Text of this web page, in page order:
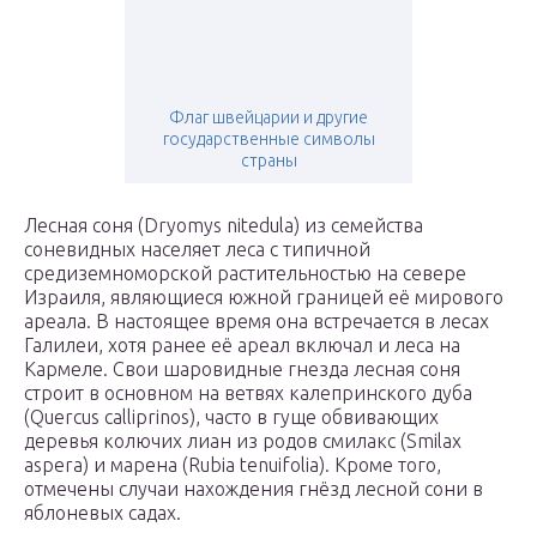
Флаг швейцарии и другие
государственные символы
страны
Лесная соня (Dryomys nitedula) из семейства
соневидных населяет леса с типичной
средиземноморской растительностью на севере
Израиля, являющиеся южной границей её мирового
ареала. В настоящее время она встречается в лесах
Галилеи, хотя ранее её ареал включал и леса на
Кармеле. Свои шаровидные гнезда лесная соня
строит в основном на ветвях калепринского дуба
(Quercus calliprinos), часто в гуще обвивающих
деревья колючих лиан из родов смилакс (Smilax
aspera) и марена (Rubia tenuifolia). Кроме того,
отмечены случаи нахождения гнёзд лесной сони в
яблоневых садах.